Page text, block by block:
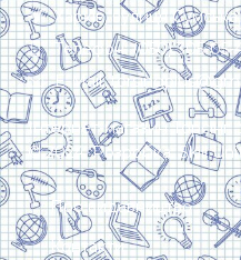
Харків, вулиця
Телефон: (050) 305-05-
E-Mail:
Інтернет-магазин Торсінг.
© 2024. Розробка:Skill
Про видавництво
Контакти